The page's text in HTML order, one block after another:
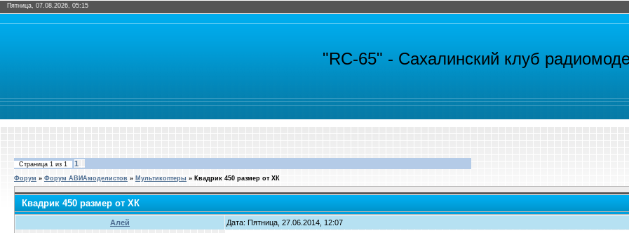
Пятница, 07.08.2026, 05:15
"RC-65" - Сахалинский клуб
Страница 1 из 1 1
Форум » Форум АВИАмоделистов » Мультикоптеры » Квадрик 450 размер от ХК
Квадрик 450 размер от ХК
Алей Дата: Пятница, 27.06.2014, 12:07